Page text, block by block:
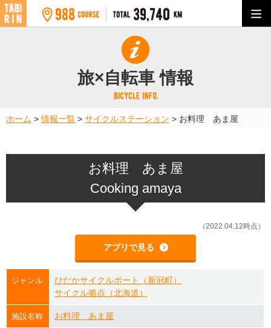
旅×自転車 情報
ホーム >情報一覧 > サイクルステーション > お料理 あま屋
お料理 あま屋
Cooking amaya
（2022.04.12時点）
アプリで見る
ジャンル
ひだかサイクルポート（新冠町）
サイクル拠点（北海道）
施設名称 お料理 あま屋